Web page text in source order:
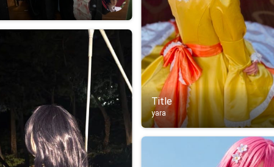
Title
yara